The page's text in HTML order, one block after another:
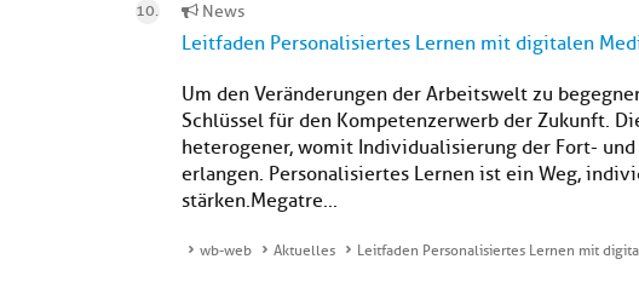
News
Leitfaden Personalisiertes Lernen mit digitalen
Um den Veränderungen der Arbeitswelt zu
Schlüssel für den Kompetenzerwerb der Zukunft.
heterogener, womit Individualisierung der Fort-
erlangen. Personalisiertes Lernen ist ein Weg,
stärken.Megatre...
wb-web Aktuelles Leitfaden Personalisiertes Lernen mit